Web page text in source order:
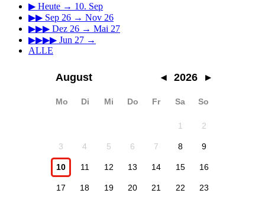
▶ Heute → 10. Sep
▶▶ Sep 26 → Nov 26
▶▶▶ Dez 26 → Mai 27
▶▶▶▶ Jun 27 →
ALLE
August ◂ 2026 ▸
Mo Di Mi Do Fr Sa So
1 2
3 4 5 6 7 8 9
10 11 12 13 14 15 16
17 18 19 20 21 22 23